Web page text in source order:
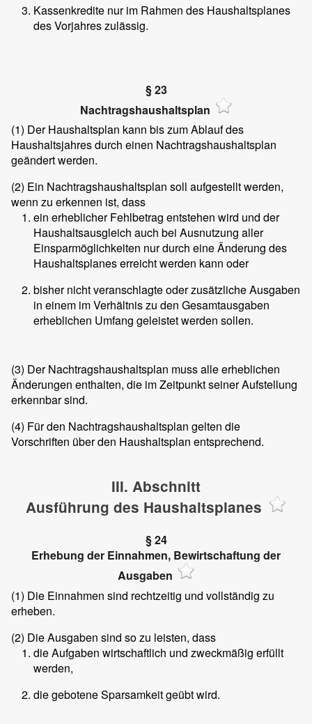
Kassenkredite nur im Rahmen des Haushaltsplanes
des Vorjahres zulässig.
§ 23
Nachtragshaushaltsplan
(1) Der Haushaltsplan kann bis zum Ablauf des
Haushaltsjahres durch einen Nachtragshaushaltsplan
geändert werden.
(2) Ein Nachtragshaushaltsplan soll aufgestellt werden,
wenn zu erkennen ist, dass
ein erheblicher Fehlbetrag entstehen wird und der
Haushaltsausgleich auch bei Ausnutzung aller
Einsparmöglichkeiten nur durch eine Änderung des
Haushaltsplanes erreicht werden kann oder
bisher nicht veranschlagte oder zusätzliche Ausgaben
in einem im Verhältnis zu den Gesamtausgaben
erheblichen Umfang geleistet werden sollen.
(3) Der Nachtragshaushaltsplan muss alle erheblichen
Änderungen enthalten, die im Zeitpunkt seiner Aufstellung
erkennbar sind.
(4) Für den Nachtragshaushaltsplan gelten die
Vorschriften über den Haushaltsplan entsprechend.
III. Abschnitt
Ausführung des Haushaltsplanes
§ 24
Erhebung der Einnahmen, Bewirtschaftung der
Ausgaben
(1) Die Einnahmen sind rechtzeitig und vollständig zu
erheben.
(2) Die Ausgaben sind so zu leisten, dass
die Aufgaben wirtschaftlich und zweckmäßig erfüllt
werden,
die gebotene Sparsamkeit geübt wird.